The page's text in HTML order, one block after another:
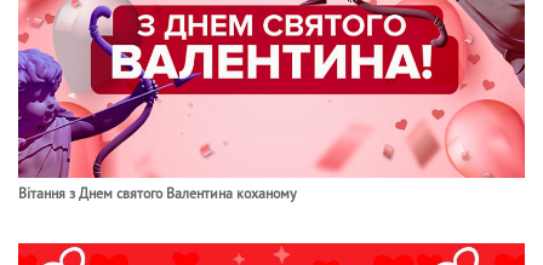
Вітання з Днем святого Валентина коханому